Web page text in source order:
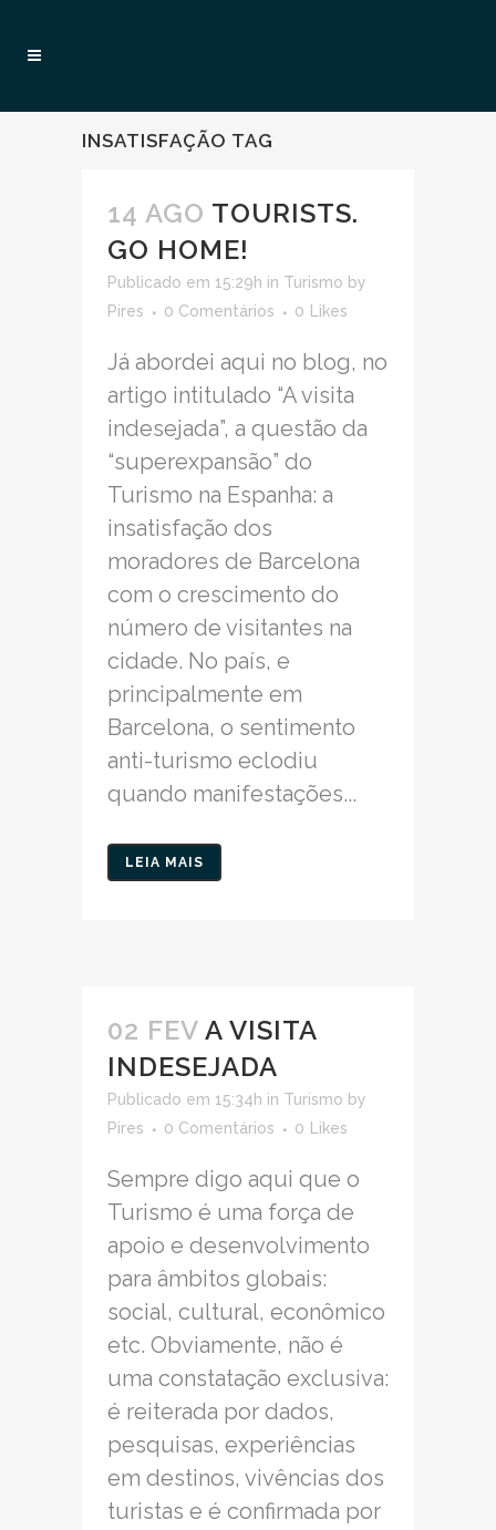
INSATISFAÇÃO TAG
14 AGO TOURISTS.
GO HOME!
Publicado em 15:29h in Turismo by
Pires
0 Comentários 0 Likes
Já abordei aqui no blog, no
artigo intitulado “A visita
indesejada”, a questão da
“superexpansão” do
Turismo na Espanha: a
insatisfação dos
moradores de Barcelona
com o crescimento do
número de visitantes na
cidade. No país, e
principalmente em
Barcelona, o sentimento
anti-turismo eclodiu
quando manifestações...
LEIA MAIS
02 FEV A VISITA
INDESEJADA
Publicado em 15:34h in Turismo by
Pires
0 Comentários 0 Likes
Sempre digo aqui que o
Turismo é uma força de
apoio e desenvolvimento
para âmbitos globais:
social, cultural, econômico
etc. Obviamente, não é
uma constatação exclusiva:
é reiterada por dados,
pesquisas, experiências
em destinos, vivências dos
turistas e é confirmada por